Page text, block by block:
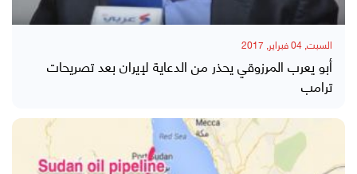
السبت, 04 فبراير, 2017
أبو يعرب المرزوقي يحذر من الدعاية لإيران بعد تصريحات
ترامب